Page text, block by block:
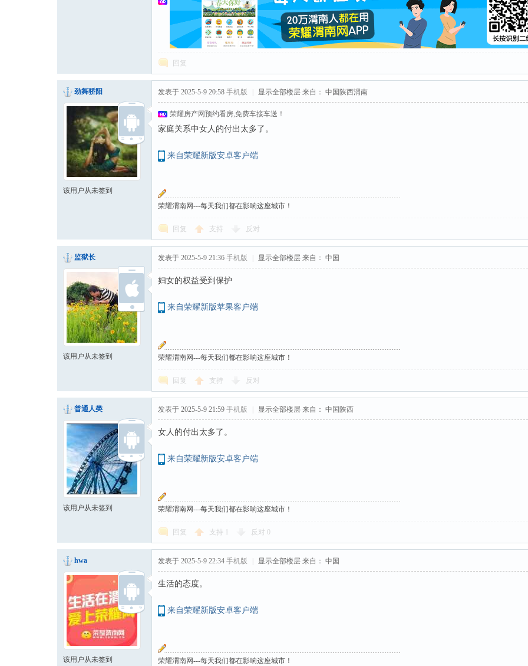
回复
劲舞骄阳
该用户从未签到
发表于 2025-5-9 20:58 手机版 显示全部楼层 来自： 中国陕西渭南
荣耀房产网预约看房,免费车接车送！
家庭关系中女人的付出太多了。
来自荣耀新版安卓客户端
荣耀渭南网---每天我们都在影响这座城市！
回复 支持 反对
监狱长
该用户从未签到
发表于 2025-5-9 21:36 手机版 显示全部楼层 来自： 中国
妇女的权益受到保护
来自荣耀新版苹果客户端
荣耀渭南网---每天我们都在影响这座城市！
回复 支持 反对
普通人类
该用户从未签到
发表于 2025-5-9 21:59 手机版 显示全部楼层 来自： 中国陕西
女人的付出太多了。
来自荣耀新版安卓客户端
荣耀渭南网---每天我们都在影响这座城市！
回复 支持 反对 0
hwa
该用户从未签到
发表于 2025-5-9 22:34 手机版 显示全部楼层 来自： 中国
生活的态度。
来自荣耀新版安卓客户端
荣耀渭南网---每天我们都在影响这座城市！